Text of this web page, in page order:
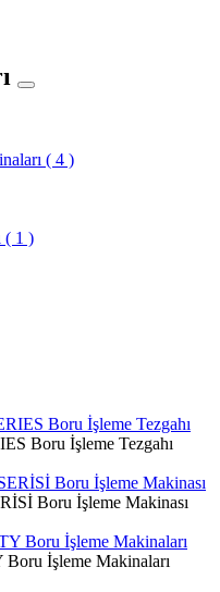
( 4 )
( 1 )
Boru İşleme Tezgahı
Boru İşleme Makinası
İşleme Makinaları